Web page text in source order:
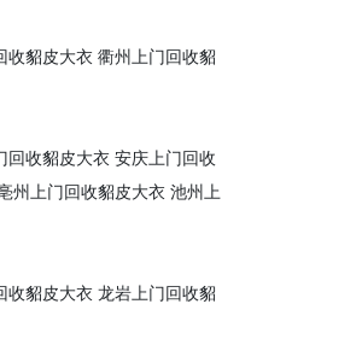
收貂皮大衣 衢州上门回收貂
回收貂皮大衣 安庆上门回收
州上门回收貂皮大衣 池州上
收貂皮大衣 龙岩上门回收貂